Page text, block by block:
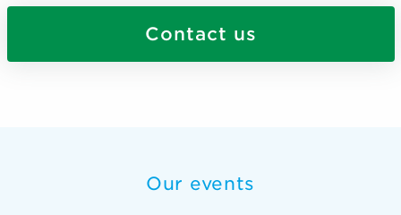
Contact us
or to discuss your project. Our team will be in
Our events